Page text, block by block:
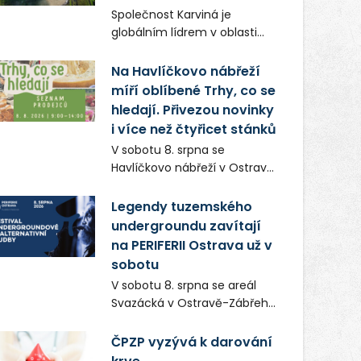
moravskoslezskou metropoli
nevybrali náhodou – její
přirozenou součástí příběhu
bývalého boxerského
šampiona Hoffa (Milan
Ondrík), jenž se po letech
vrací do světa vrcholových
zápasů, tentokrát v MMA.
Společnost Karviná je
globálním lídrem v oblasti
systémů, stabilním
zaměstnavatelem na
Karvinsku a firmou s
obrovským potenciálem.
Na Havlíčkovo nábřeží
míří oblíbené Trhy, co se
hledají. Přivezou novinky
i více než čtyřicet stánků
V sobotu 8. srpna se
Havlíčkovo nábřeží v Ostravě
vůní, chutí a poctivých
lokálních výrobků. Trhy, co se
hledají tentokrát nabídnou
více než čtyřicet pečlivě
vybraných stánků s kvalitní
gastronomií, farmářskými
produkty, designem i
Návštěvníci se mohou těšit
Legendy tuzemského
undergroundu zavítají
na PERIFERII Ostrava už v
sobotu
V sobotu 8. srpna se areál
Svazácká v Ostravě-Zábřehu
undergroundové a
alternativní hudby. Uskuteční
ČPZP vyzývá k darování